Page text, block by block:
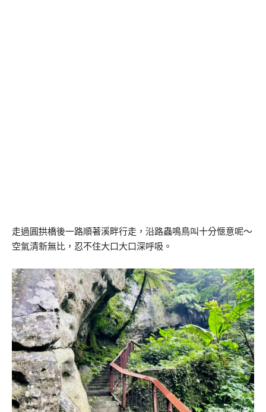
走過圓拱橋後一路順著溪畔行走，沿路蟲鳴鳥叫十分愜意呢～
空氣清新無比，忍不住大口大口深呼吸。